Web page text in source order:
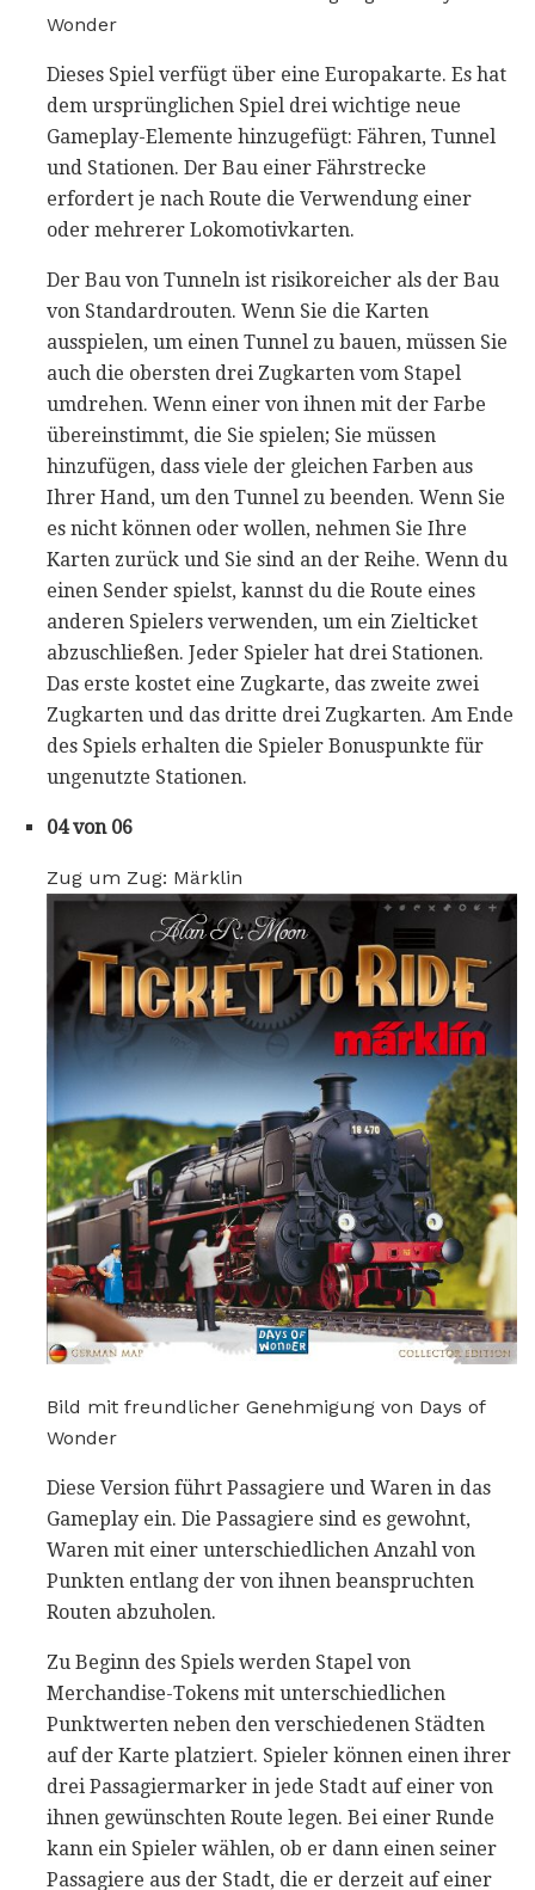
Wonder
Dieses Spiel verfügt über eine Europakarte. Es hat
dem ursprünglichen Spiel drei wichtige neue
Gameplay-Elemente hinzugefügt: Fähren, Tunnel
und Stationen. Der Bau einer Fährstrecke
erfordert je nach Route die Verwendung einer
oder mehrerer Lokomotivkarten.
Der Bau von Tunneln ist risikoreicher als der Bau
von Standardrouten. Wenn Sie die Karten
ausspielen, um einen Tunnel zu bauen, müssen Sie
auch die obersten drei Zugkarten vom Stapel
umdrehen. Wenn einer von ihnen mit der Farbe
übereinstimmt, die Sie spielen; Sie müssen
hinzufügen, dass viele der gleichen Farben aus
Ihrer Hand, um den Tunnel zu beenden. Wenn Sie
es nicht können oder wollen, nehmen Sie Ihre
Karten zurück und Sie sind an der Reihe. Wenn du
einen Sender spielst, kannst du die Route eines
anderen Spielers verwenden, um ein Zielticket
abzuschließen. Jeder Spieler hat drei Stationen.
Das erste kostet eine Zugkarte, das zweite zwei
Zugkarten und das dritte drei Zugkarten. Am Ende
des Spiels erhalten die Spieler Bonuspunkte für
ungenutzte Stationen.
04 von 06
Zug um Zug: Märklin
Bild mit freundlicher Genehmigung von Days of
Wonder
Diese Version führt Passagiere und Waren in das
Gameplay ein. Die Passagiere sind es gewohnt,
Waren mit einer unterschiedlichen Anzahl von
Punkten entlang der von ihnen beanspruchten
Routen abzuholen.
Zu Beginn des Spiels werden Stapel von
Merchandise-Tokens mit unterschiedlichen
Punktwerten neben den verschiedenen Städten
auf der Karte platziert. Spieler können einen ihrer
drei Passagiermarker in jede Stadt auf einer von
ihnen gewünschten Route legen. Bei einer Runde
kann ein Spieler wählen, ob er dann einen seiner
Passagiere aus der Stadt, die er derzeit auf einer